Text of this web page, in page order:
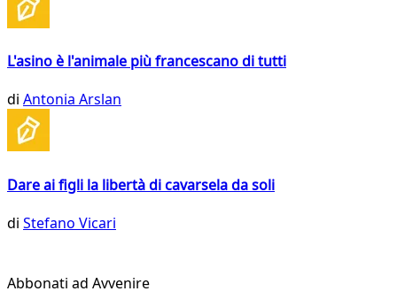
L'asino è l'animale più francescano di tutti
di Antonia Arslan
Dare ai figli la libertà di cavarsela da soli
di Stefano Vicari
Abbonati ad Avvenire